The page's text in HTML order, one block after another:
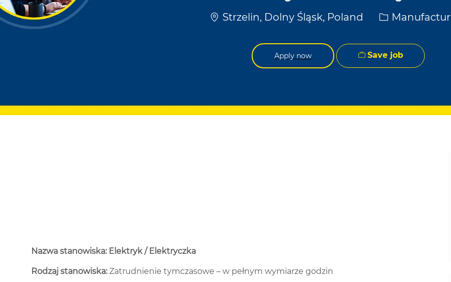
Location
Strzelin, Dolny Śląsk, Poland Category
Apply now Save job
Nazwa stanowiska: Elektryk / Elektryczka
Rodzaj stanowiska:Zatrudnienie tymczasowe – w pełnym wymiarze godzin ​